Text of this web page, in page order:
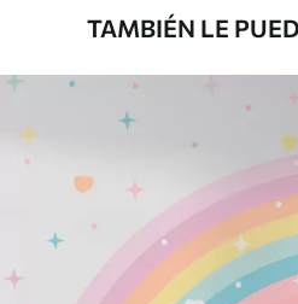
Vinilo Premium
43816.6726290.00$/m²
TAMBIÉN LE